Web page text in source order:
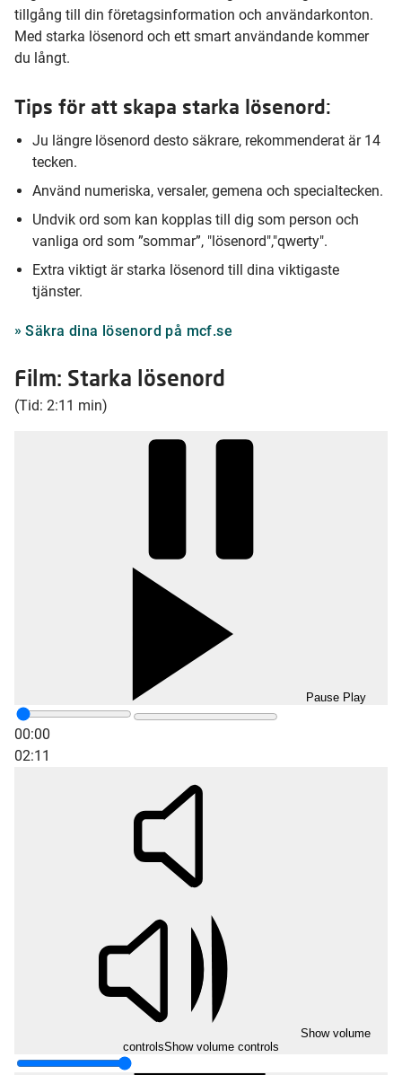
tillgång till din företagsinformation och användarkonton.
Med starka lösenord och ett smart användande kommer
du långt.
Tips för att skapa starka lösenord:
Ju längre lösenord desto säkrare, rekommenderat är 14
tecken.
Använd numeriska, versaler, gemena och specialtecken.
Undvik ord som kan kopplas till dig som person och
vanliga ord som ”sommar”, "lösenord","qwerty".
Extra viktigt är starka lösenord till dina viktigaste
tjänster.
Säkra dina lösenord på mcf.se
Film: Starka lösenord
(Tid: 2:11 min)
Pause Play
00:00
02:11
Show volume
controlsShow volume controls